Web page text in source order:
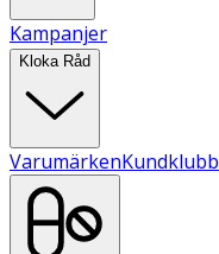
Kampanjer
Kloka Råd
VarumärkenKundklubb